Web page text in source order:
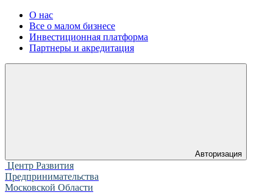
О нас
Все о малом бизнесе
Инвестиционная платформа
Партнеры и акредитация
Авторизация
Центр Развития
Предпринимательства
Московской Области